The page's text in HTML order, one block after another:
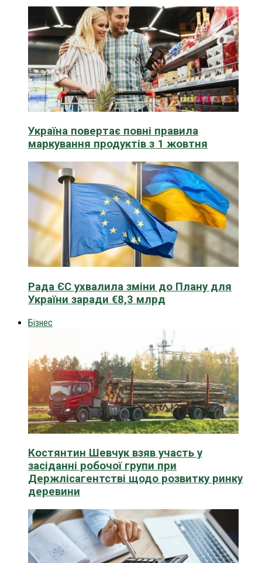
Україна повертає повні правила
маркування продуктів з 1 жовтня
Рада ЄС ухвалила зміни до Плану для
України заради €8,3 млрд
Бізнес
Костянтин Шевчук взяв участь у
засіданні робочої групи при
Держлісагентстві щодо розвитку ринку
деревини